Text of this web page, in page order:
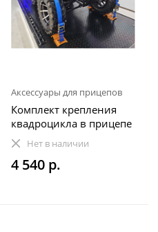
Аксессуары для прицепов
Комплект крепления
квадроцикла в прицепе
(на 1 колесо)
Нет в наличии
4 540 р.